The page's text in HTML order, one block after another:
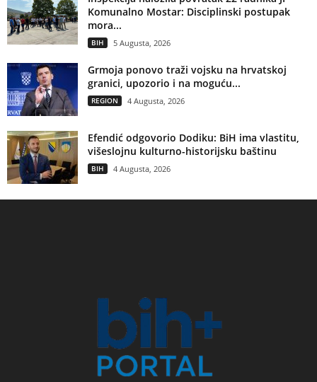
Komunalno Mostar: Disciplinski postupak
mora...
BIH 5 Augusta, 2026
Grmoja ponovo traži vojsku na hrvatskoj
granici, upozorio i na moguću...
REGION 4 Augusta, 2026
Efendić odgovorio Dodiku: BiH ima vlastitu,
višeslojnu kulturno-historijsku baštinu
BIH 4 Augusta, 2026